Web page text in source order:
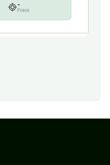
-
Freni